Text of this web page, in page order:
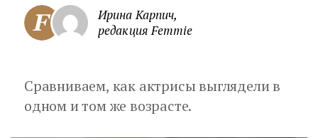
Ирина Карпич,
редакция Femmie
Сравниваем, как актрисы выглядели в
одном и том же возрасте.